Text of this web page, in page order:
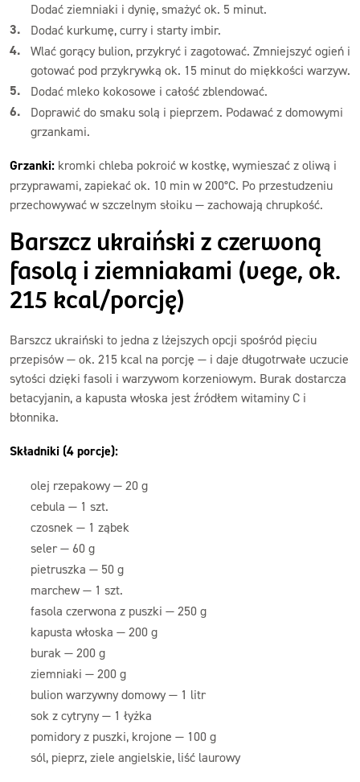
Dodać ziemniaki i dynię, smażyć ok. 5 minut.
Dodać kurkumę, curry i starty imbir.
Wlać gorący bulion, przykryć i zagotować. Zmniejszyć ogień i
gotować pod przykrywką ok. 15 minut do miękkości warzyw.
Dodać mleko kokosowe i całość zblendować.
Doprawić do smaku solą i pieprzem. Podawać z domowymi
grzankami.
Grzanki: kromki chleba pokroić w kostkę, wymieszać z oliwą i
przyprawami, zapiekać ok. 10 min w 200°C. Po przestudzeniu
przechowywać w szczelnym słoiku — zachowają chrupkość.
Barszcz ukraiński z czerwoną
fasolą i ziemniakami (vege, ok.
215 kcal/porcję)
Barszcz ukraiński to jedna z lżejszych opcji spośród pięciu
przepisów — ok. 215 kcal na porcję — i daje długotrwałe uczucie
sytości dzięki fasoli i warzywom korzeniowym. Burak dostarcza
betacyjanin, a kapusta włoska jest źródłem witaminy C i
błonnika.
Składniki (4 porcje):
olej rzepakowy — 20 g
cebula — 1 szt.
czosnek — 1 ząbek
seler — 60 g
pietruszka — 50 g
marchew — 1 szt.
fasola czerwona z puszki — 250 g
kapusta włoska — 200 g
burak — 200 g
ziemniaki — 200 g
bulion warzywny domowy — 1 litr
sok z cytryny — 1 łyżka
pomidory z puszki, krojone — 100 g
sól, pieprz, ziele angielskie, liść laurowy